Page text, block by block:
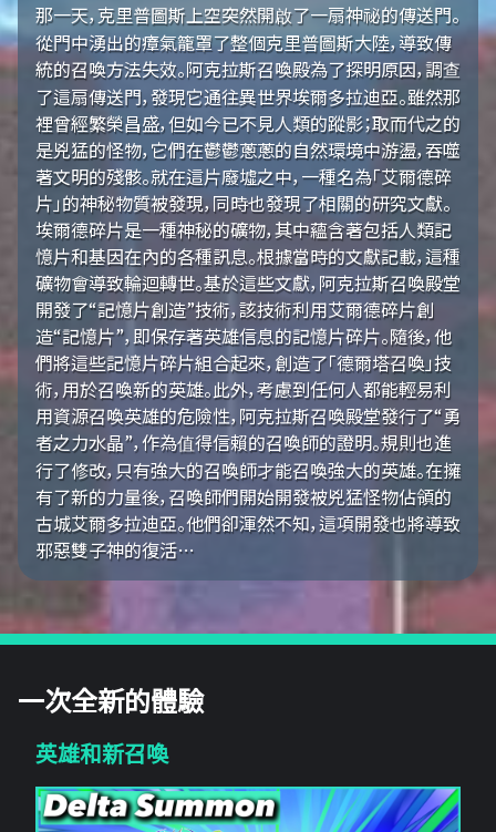
那一天，克里普圖斯上空突然開啟了一扇神祕的傳送門。
從門中湧出的瘴氣籠罩了整個克里普圖斯大陸，導致傳
統的召喚方法失效。阿克拉斯召喚殿為了探明原因，調查
了這扇傳送門，發現它通往異世界埃爾多拉迪亞。雖然那
裡曾經繁榮昌盛，但如今已不見人類的蹤影；取而代之的
是兇猛的怪物，它們在鬱鬱蔥蔥的自然環境中游盪，吞噬
著文明的殘骸。就在這片廢墟之中，一種名為「艾爾德碎
片」的神秘物質被發現，同時也發現了相關的研究文獻。
埃爾德碎片是一種神秘的礦物，其中蘊含著包括人類記
憶片和基因在內的各種訊息。根據當時的文獻記載，這種
礦物會導致輪迴轉世。基於這些文獻，阿克拉斯召喚殿堂
開發了“記憶片創造”技術，該技術利用艾爾德碎片創
造“記憶片”，即保存著英雄信息的記憶片碎片。隨後，他
們將這些記憶片碎片組合起來，創造了「德爾塔召喚」技
術，用於召喚新的英雄。此外，考慮到任何人都能輕易利
用資源召喚英雄的危險性，阿克拉斯召喚殿堂發行了“勇
者之力水晶”，作為值得信賴的召喚師的證明。規則也進
行了修改，只有強大的召喚師才能召喚強大的英雄。在擁
有了新的力量後，召喚師們開始開發被兇猛怪物佔領的
古城艾爾多拉迪亞。他們卻渾然不知，這項開發也將導致
邪惡雙子神的復活…
一次全新的體驗
英雄和新召喚